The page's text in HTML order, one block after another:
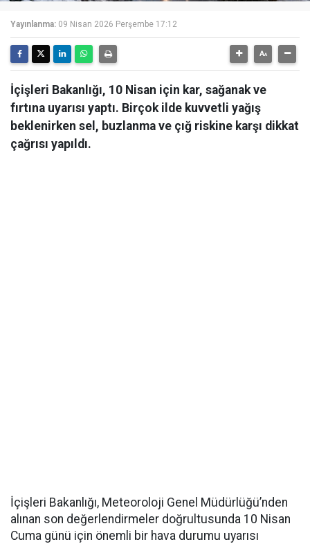
Yayınlanma: 09 Nisan 2026 Perşembe 17:12
İçişleri Bakanlığı, 10 Nisan için kar, sağanak ve
fırtına uyarısı yaptı. Birçok ilde kuvvetli yağış
beklenirken sel, buzlanma ve çığ riskine karşı dikkat
çağrısı yapıldı.
İçişleri Bakanlığı, Meteoroloji Genel Müdürlüğü’nden
alınan son değerlendirmeler doğrultusunda 10 Nisan
Cuma günü için önemli bir hava durumu uyarısı